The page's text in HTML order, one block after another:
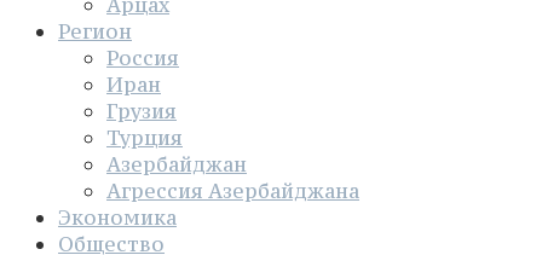
Регион
Россия
Иран
Грузия
Турция
Азербайджан
Агрессия Азербайджана
Экономика
Общество